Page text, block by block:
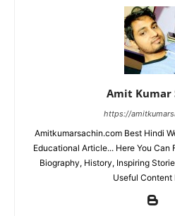
Amit Kumar
https://
Amitkumarsachin.com Best Hindi
Educational Article... Here You Can
Biography, History, Inspiring
Useful Content